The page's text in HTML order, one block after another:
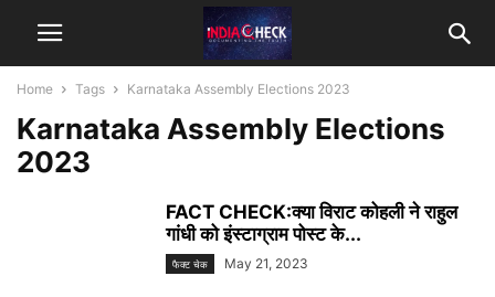
Home Tags Karnataka Assembly Elections 2023
Karnataka Assembly Elections
2023
FACT CHECK:क्या विराट कोहली ने राहुल
गांधी को इंस्टाग्राम पोस्ट के...
फैक्ट चेक May 21, 2023